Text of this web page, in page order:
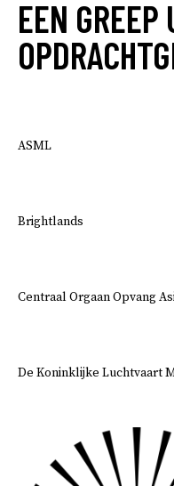
EEN GREEP
ASML
Brightlands
Centraal Orgaan Opvang
De Koninklijke Luchtvaart